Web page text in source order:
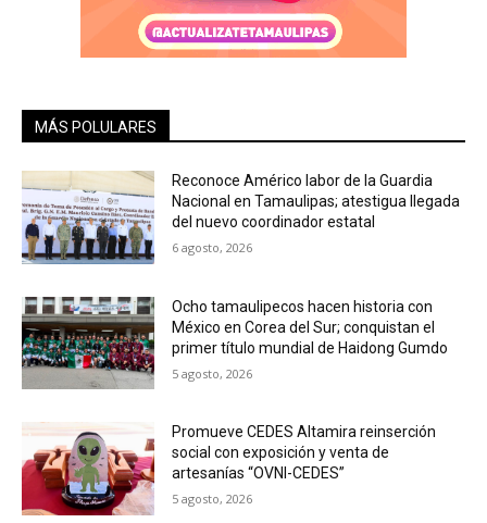
MÁS POLULARES
Reconoce Américo labor de la Guardia
Nacional en Tamaulipas; atestigua llegada
del nuevo coordinador estatal
6 agosto, 2026
Ocho tamaulipecos hacen historia con
México en Corea del Sur; conquistan el
primer título mundial de Haidong Gumdo
5 agosto, 2026
Promueve CEDES Altamira reinserción
social con exposición y venta de
artesanías “OVNI-CEDES”
5 agosto, 2026